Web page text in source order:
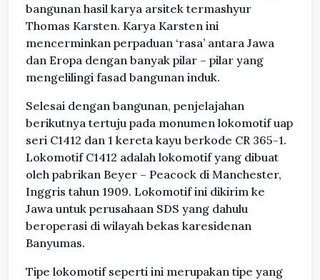
bangunan hasil karya arsitek termashyur
Thomas Karsten. Karya Karsten ini
mencerminkan perpaduan ‘rasa’ antara Jawa
dan Eropa dengan banyak pilar – pilar yang
mengelilingi fasad bangunan induk.
Selesai dengan bangunan, penjelajahan
berikutnya tertuju pada monumen lokomotif uap
seri C1412 dan 1 kereta kayu berkode CR 365-1.
Lokomotif C1412 adalah lokomotif yang dibuat
oleh pabrikan Beyer – Peacock di Manchester,
Inggris tahun 1909. Lokomotif ini dikirim ke
Jawa untuk perusahaan SDS yang dahulu
beroperasi di wilayah bekas karesidenan
Banyumas.
Tipe lokomotif seperti ini merupakan tipe yang